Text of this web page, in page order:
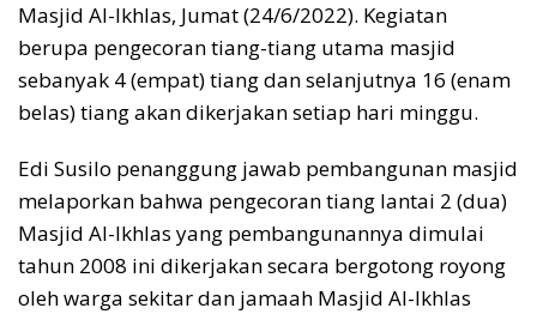
Masjid Al-Ikhlas, Jumat (24/6/2022). Kegiatan
berupa pengecoran tiang-tiang utama masjid
sebanyak 4 (empat) tiang dan selanjutnya 16 (enam
belas) tiang akan dikerjakan setiap hari minggu.
Edi Susilo penanggung jawab pembangunan masjid
melaporkan bahwa pengecoran tiang lantai 2 (dua)
Masjid Al-Ikhlas yang pembangunannya dimulai
tahun 2008 ini dikerjakan secara bergotong royong
oleh warga sekitar dan jamaah Masjid Al-Ikhlas